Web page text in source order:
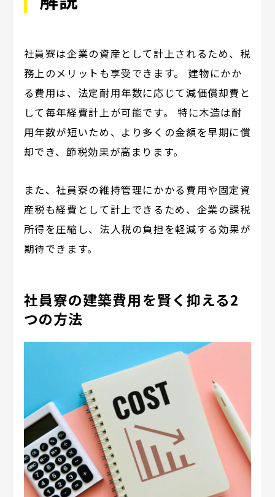
社員寮は企業の資産として計上されるため、税
務上のメリットも享受できます。 建物にかか
る費用は、法定耐用年数に応じて減価償却費と
して毎年経費計上が可能です。 特に木造は耐
用年数が短いため、より多くの金額を早期に償
却でき、節税効果が高まります。
また、社員寮の維持管理にかかる費用や固定資
産税も経費として計上できるため、企業の課税
所得を圧縮し、法人税の負担を軽減する効果が
期待できます。
社員寮の建築費用を賢く抑える2
つの方法